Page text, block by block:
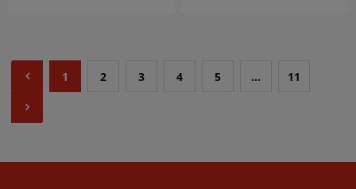
1 2 3 4 5 ... 11